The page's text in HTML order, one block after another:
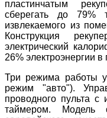
пластинчатым
сберегать до 79%
извлекаемого из
Конструкция
электрический
26% электроэнергии в
Три режима работы
режим "авто").
проводного пульта
таймером. Модель